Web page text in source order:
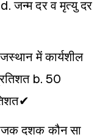
d. जन्म दर व मृत्यु दर
में कार्यशील
b. 50
दशक कौन सा